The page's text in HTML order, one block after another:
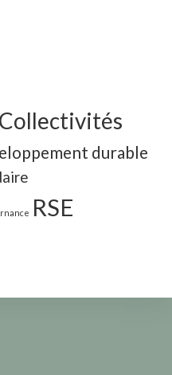
Collectivités
durable
RSE